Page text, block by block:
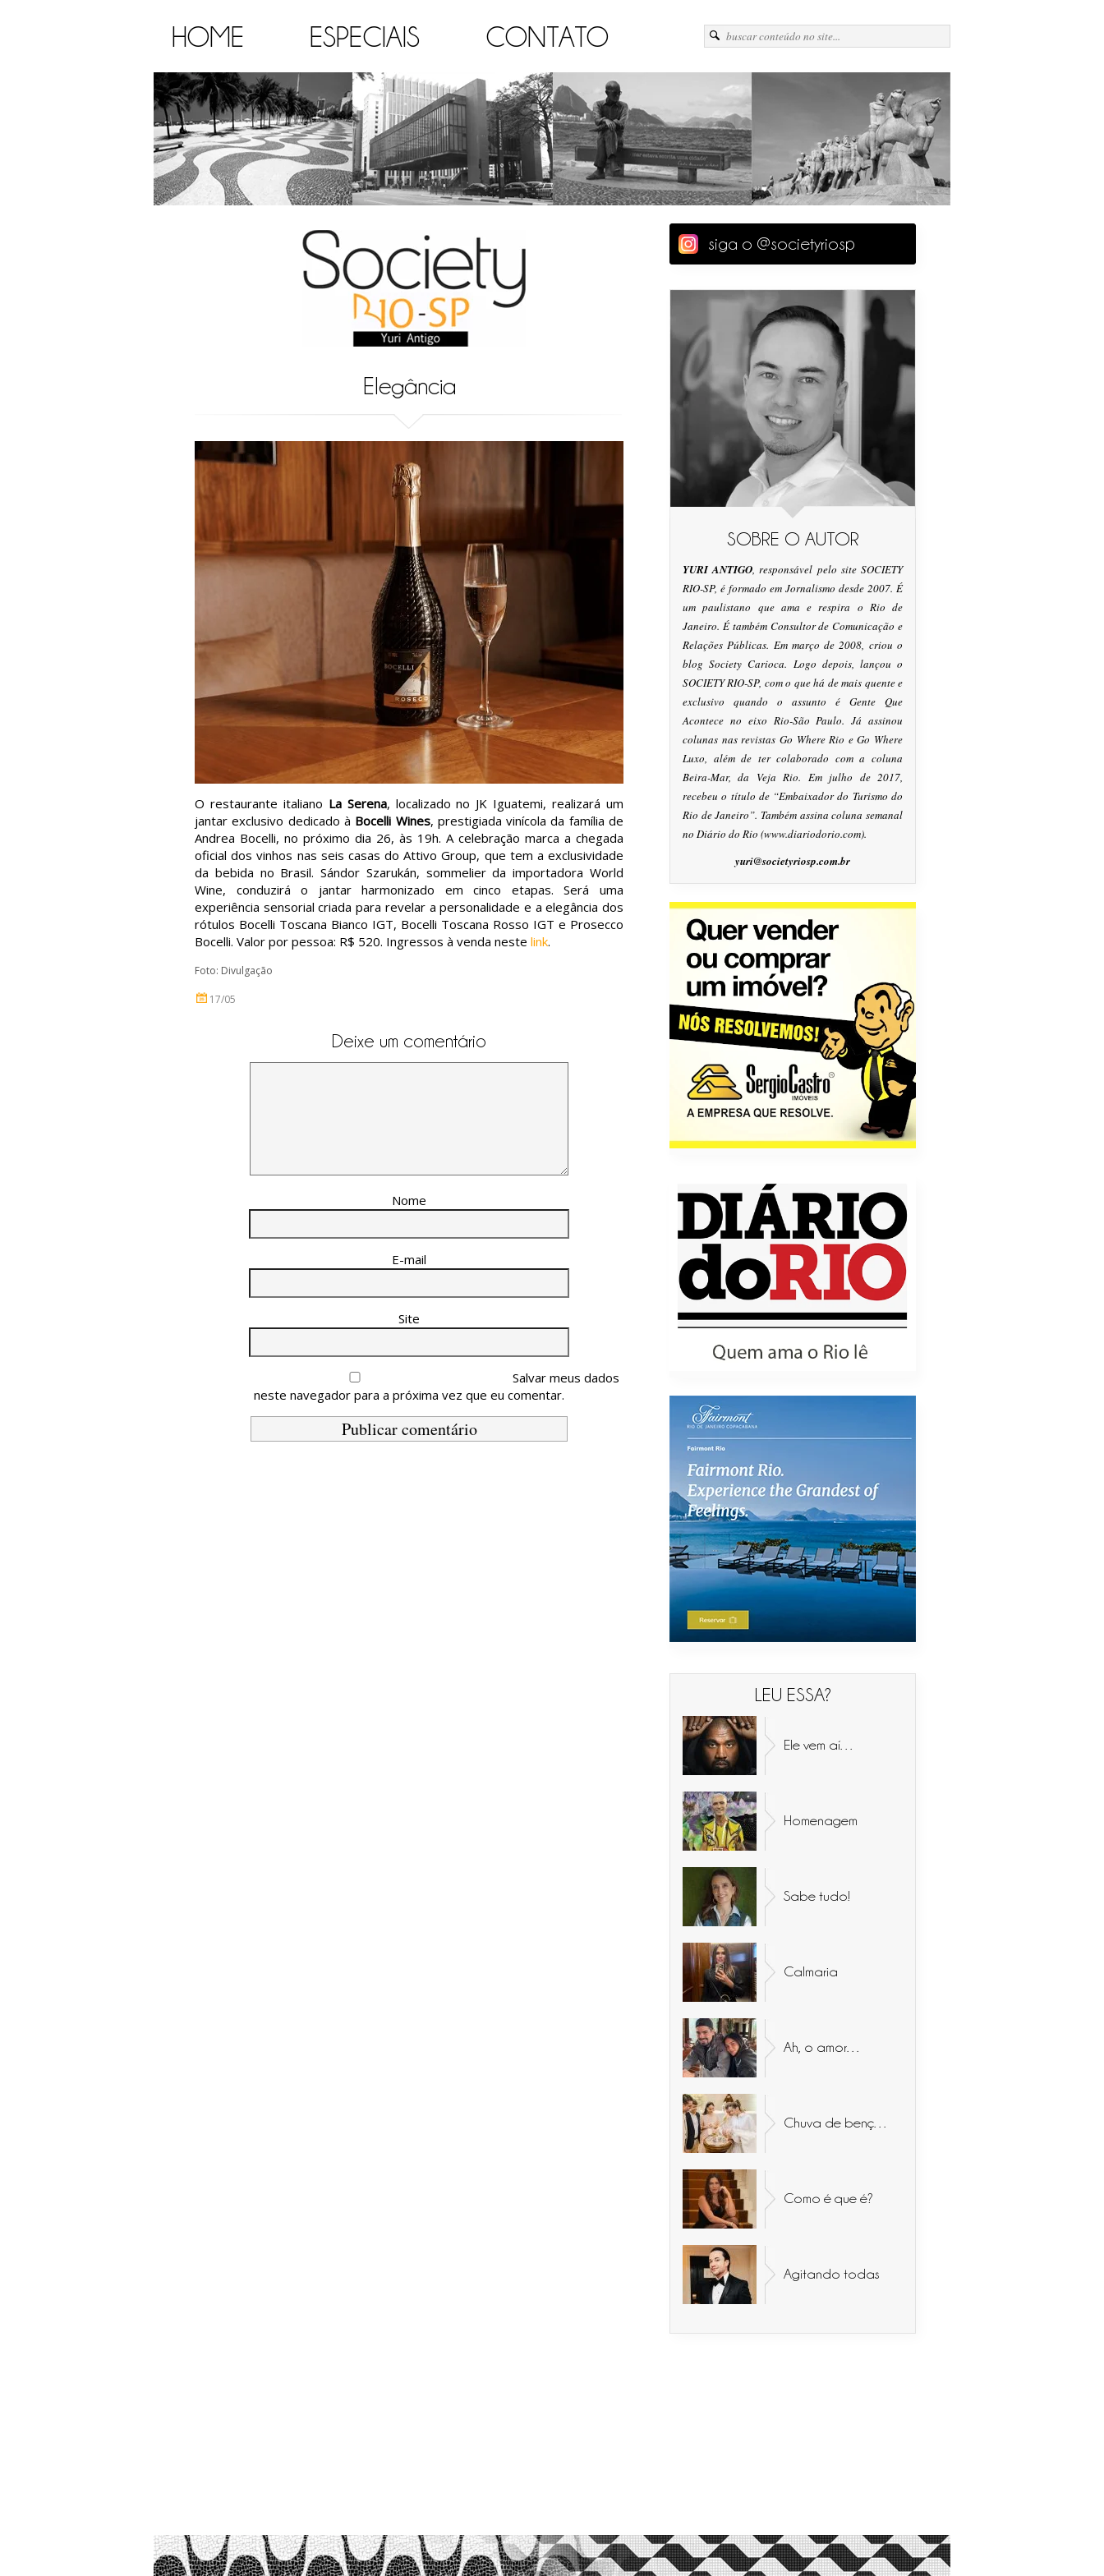
HOME ESPECIAIS CONTATO
Elegância
O restaurante italiano La Serena, localizado no JK Iguatemi, realizará um
jantar exclusivo dedicado à Bocelli Wines, prestigiada vinícola da família de
Andrea Bocelli, no próximo dia 26, às 19h. A celebração marca a chegada
oficial dos vinhos nas seis casas do Attivo Group, que tem a exclusividade
da bebida no Brasil. Sándor Szarukán, sommelier da importadora World
Wine, conduzirá o jantar harmonizado em cinco etapas. Será uma
experiência sensorial criada para revelar a personalidade e a elegância dos
rótulos Bocelli Toscana Bianco IGT, Bocelli Toscana Rosso IGT e Prosecco
Bocelli. Valor por pessoa: R$ 520. Ingressos à venda neste link.
Foto: Divulgação
17/05
Deixe um comentário
Nome
E-mail
Site
Salvar meus dados
neste navegador para a próxima vez que eu comentar.
siga o @societyriosp
SOBRE O AUTOR
YURI ANTIGO, responsável pelo site SOCIETY
RIO-SP, é formado em Jornalismo desde 2007. É
um paulistano que ama e respira o Rio de
Janeiro. É também Consultor de Comunicação e
Relações Públicas. Em março de 2008, criou o
blog Society Carioca. Logo depois, lançou o
SOCIETY RIO-SP, com o que há de mais quente e
exclusivo quando o assunto é Gente Que
Acontece no eixo Rio-São Paulo. Já assinou
colunas nas revistas Go Where Rio e Go Where
Luxo, além de ter colaborado com a coluna
Beira-Mar, da Veja Rio. Em julho de 2017,
recebeu o título de “Embaixador do Turismo do
Rio de Janeiro”. Também assina coluna semanal
no Diário do Rio (www.diariodorio.com).
yuri@societyriosp.com.br
LEU ESSA?
Ele vem aí…
Homenagem
Sabe tudo!
Calmaria
Ah, o amor…
Como é que é?
Agitando todas